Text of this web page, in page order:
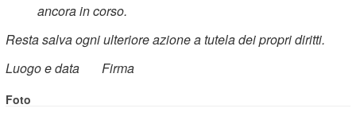
ancora in corso.
Resta salva ogni ulteriore azione a tutela dei propri diritti.
Luogo e data
Firma
Foto